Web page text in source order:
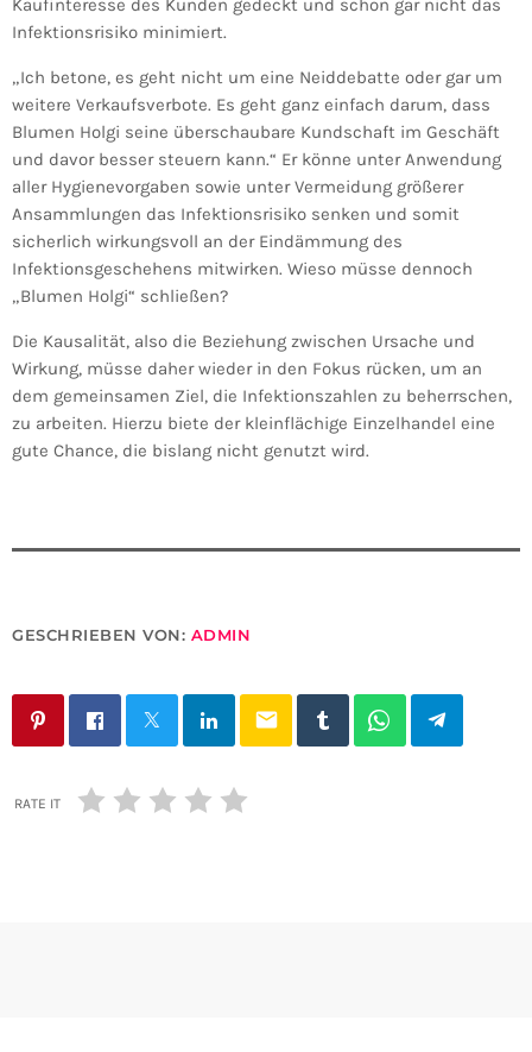
Kaufinteresse des Kunden gedeckt und schon gar nicht das
Infektionsrisiko minimiert.
„Ich betone, es geht nicht um eine Neiddebatte oder gar um
weitere Verkaufsverbote. Es geht ganz einfach darum, dass
Blumen Holgi seine überschaubare Kundschaft im Geschäft
und davor besser steuern kann.“ Er könne unter Anwendung
aller Hygienevorgaben sowie unter Vermeidung größerer
Ansammlungen das Infektionsrisiko senken und somit
sicherlich wirkungsvoll an der Eindämmung des
Infektionsgeschehens mitwirken. Wieso müsse dennoch
„Blumen Holgi“ schließen?
Die Kausalität, also die Beziehung zwischen Ursache und
Wirkung, müsse daher wieder in den Fokus rücken, um an
dem gemeinsamen Ziel, die Infektionszahlen zu beherrschen,
zu arbeiten. Hierzu biete der kleinflächige Einzelhandel eine
gute Chance, die bislang nicht genutzt wird.
GESCHRIEBEN VON: ADMIN
email
RATE IT